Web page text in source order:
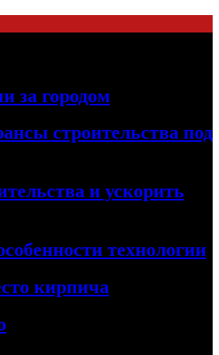
за городом
строительства под
и ускорить
технологии
кирпича